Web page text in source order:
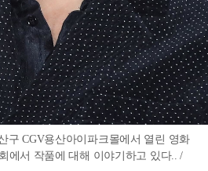
구 CGV용산아이파크몰에서 열린 영화
에서 작품에 대해 이야기하고 있다.. /